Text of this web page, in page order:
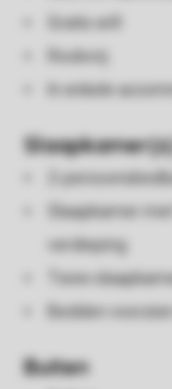
Gratis wifi
Rookvrij
In enkele
2-
Slaapkamer
verdieping
Twee
Bedden
Buiten